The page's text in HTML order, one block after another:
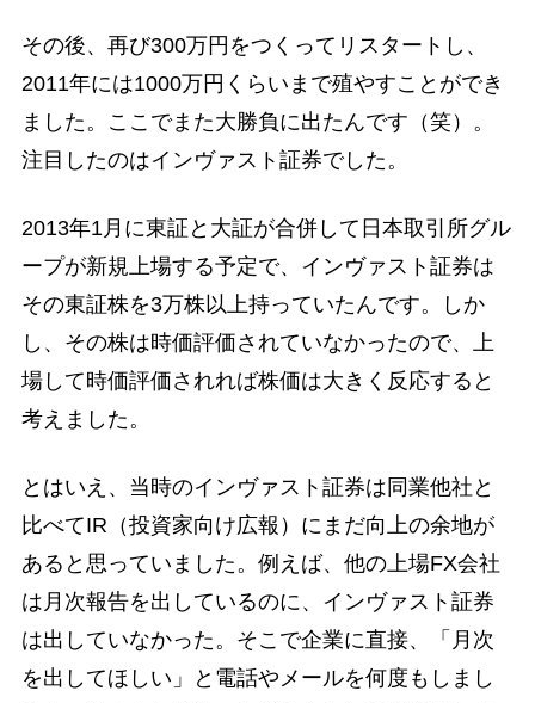
その後、再び300万円をつくってリスタートし、
2011年には1000万円くらいまで殖やすことができ
ました。ここでまた大勝負に出たんです（笑）。
注目したのはインヴァスト証券でした。
2013年1月に東証と大証が合併して日本取引所グル
ープが新規上場する予定で、インヴァスト証券は
その東証株を3万株以上持っていたんです。しか
し、その株は時価評価されていなかったので、上
場して時価評価されれば株価は大きく反応すると
考えました。
とはいえ、当時のインヴァスト証券は同業他社と
比べてIR（投資家向け広報）にまだ向上の余地が
あると思っていました。例えば、他の上場FX会社
は月次報告を出しているのに、インヴァスト証券
は出していなかった。そこで企業に直接、「月次
を出してほしい」と電話やメールを何度もしまし